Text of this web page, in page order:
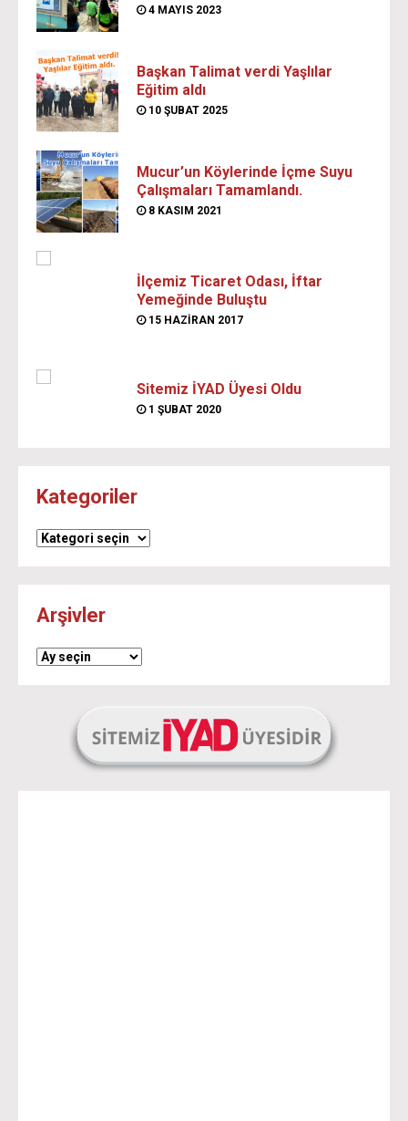
4 MAYIS 2023
Başkan Talimat verdi Yaşlılar
Eğitim aldı
10 ŞUBAT 2025
Mucur’un Köylerinde İçme Suyu
Çalışmaları Tamamlandı.
8 KASIM 2021
İlçemiz Ticaret Odası, İftar
Yemeğinde Buluştu
15 HAZIRAN 2017
Sitemiz İYAD Üyesi Oldu
1 ŞUBAT 2020
Kategoriler
Kategoriler
Arşivler
Arşivler